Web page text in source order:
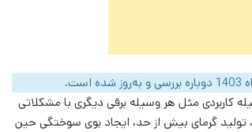
کاربردی مثل هر وسیله برقی دیگری با مشکلاتی
تولید گرمای بیش از حد، ایجاد بوی سوختگی حین